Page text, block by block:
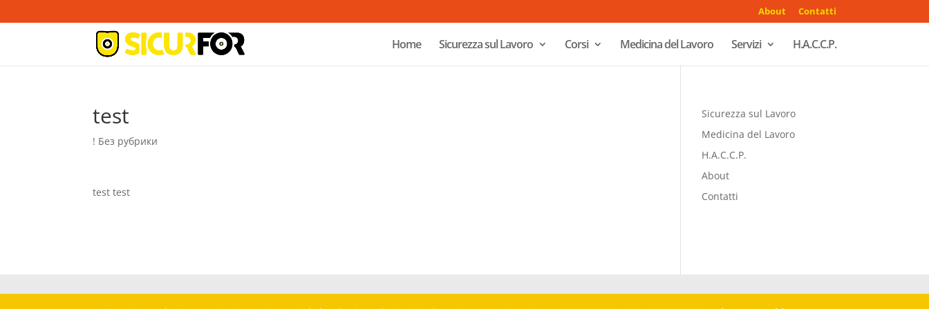
About Contatti
Home Sicurezza sul Lavoro Corsi Medicina del Lavoro Servizi H.A.C.C.P.
test
! Без рубрики
test test
Sicurezza sul Lavoro
Medicina del Lavoro
H.A.C.C.P.
About
Contatti